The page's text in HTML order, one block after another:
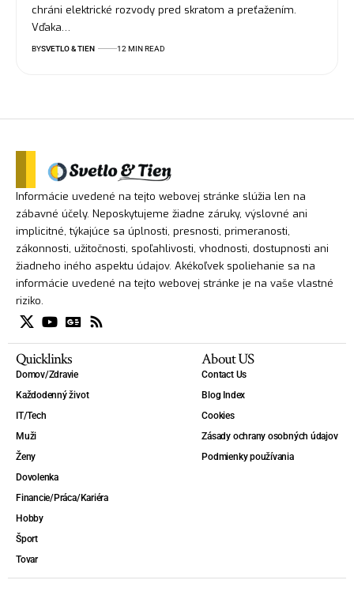
chráni elektrické rozvody pred skratom a preťažením.
Vďaka…
BYSVETLO & TIEN 12 MIN READ
Informácie uvedené na tejto webovej stránke slúžia len na
zábavné účely. Neposkytujeme žiadne záruky, výslovné ani
implicitné, týkajúce sa úplnosti, presnosti, primeranosti,
zákonnosti, užitočnosti, spoľahlivosti, vhodnosti, dostupnosti ani
žiadneho iného aspektu údajov. Akékoľvek spoliehanie sa na
informácie uvedené na tejto webovej stránke je na vaše vlastné
riziko.
Quicklinks
Domov/Zdravie
Každodenný život
IT/Tech
Muži
Ženy
Dovolenka
Financie/Práca/Kariéra
Hobby
Šport
Tovar
About US
Contact Us
Blog Index
Cookies
Zásady ochrany osobných údajov
Podmienky používania